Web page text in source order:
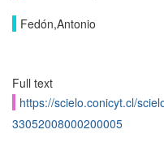
Fedón,Antonio
Full text
https://scielo.conicyt.cl/
33052008000200005